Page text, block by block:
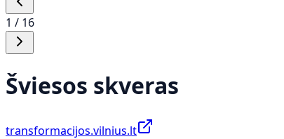
1 / 16
Šviesos skveras
transformacijos.vilnius.lt